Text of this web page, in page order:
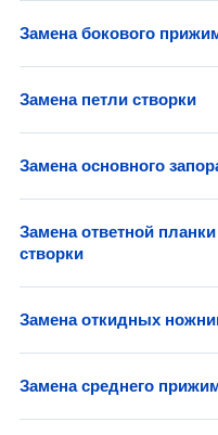
Замена бокового
Замена петли створки
Замена основного
Замена ответной
створки
Замена откидных
Замена среднего